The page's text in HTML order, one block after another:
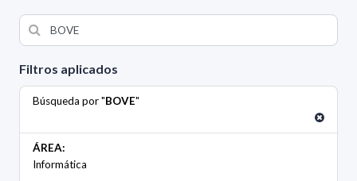
Filtros aplicados
Búsqueda por "BOVE"
ÁREA:
Informática